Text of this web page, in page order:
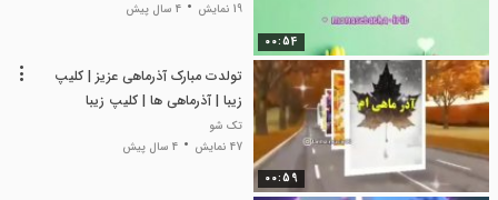
00:54
19 نمایش
4 سال پیش
00:59
تولدت مبارک آذرماهی عزیز | کلیپ
زیبا | آذرماهی ها | کلیپ زیبا
تک شو
47 نمایش
4 سال پیش